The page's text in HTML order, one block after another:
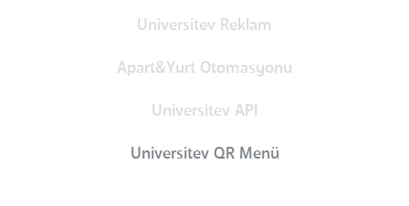
Universitev Reklam
Apart&Yurt Otomasyonu
Universitev API
Universitev QR Menü